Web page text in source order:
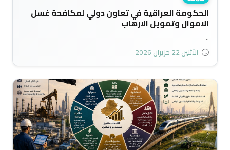
الحكومة العراقية في تعاون دولي لمكافحة غسل
الاموال وتمويل الارهاب
..
الأثنين 22 حزيران 2026